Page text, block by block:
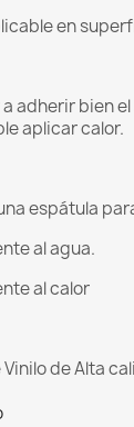
en
adherir bien
aplicar calor.
espátula
al agua.
al calor
de Alta